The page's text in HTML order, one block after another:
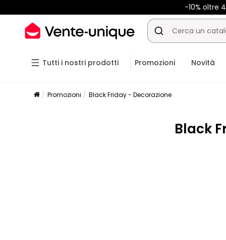
-10% oltre
Tutti i nostri prodotti Promozioni Novità
Promozioni Black Friday - Decorazione
Black